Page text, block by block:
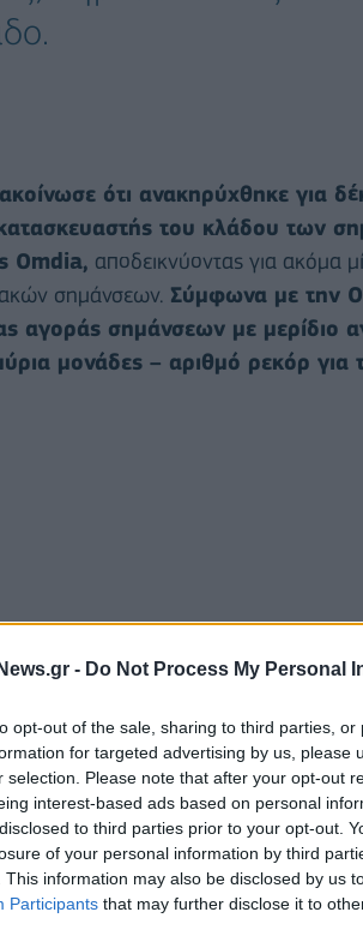
- Do Not Process My Personal
opt-out of the sale, sharing to third parties,
for targeted advertising by us, please
selection. Please note that after your opt-out
interest-based ads based on personal
to third parties prior to your opt-out.
of your personal information by third
This information may also be disclosed by us
Participants that may further disclose it to
ότι ανακηρύχθηκε για
του κλάδου των
Omdia, αποδεικνύοντας για ακόμα
σημάνσεων. Σύμφωνα με την
αγοράς σημάνσεων με μερίδιο
μονάδες – αριθμό ρεκόρ για
αγορά σημάνσεων για 15 συναπτά
καθώς και την ικανότητά μας να
ανάγκες των πελατών μας»,
Business στη Samsung